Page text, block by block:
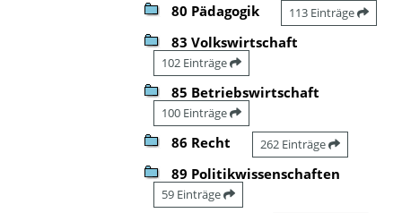
80 Pädagogik 113 Einträge
83 Volkswirtschaft
102 Einträge
85 Betriebswirtschaft
100 Einträge
86 Recht 262 Einträge
89 Politikwissenschaften
59 Einträge